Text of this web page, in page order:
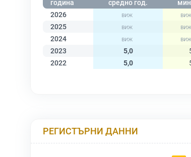
година средно год.
2026
2025
2024
2023
5,0
2022
5,0
РЕГИСТЪРНИ ДАННИ